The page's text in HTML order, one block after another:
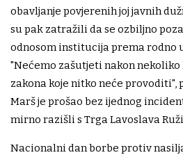
obavljanje povjerenih joj javnih
su pak zatražili da se ozbiljno
odnosom institucija prema rodno
"Nećemo zašutjeti nakon
zakona koje nitko neće provoditi",
Marš je prošao bez ijednog
mirno razišli s Trga Lavoslava
Nacionalni dan borbe protiv